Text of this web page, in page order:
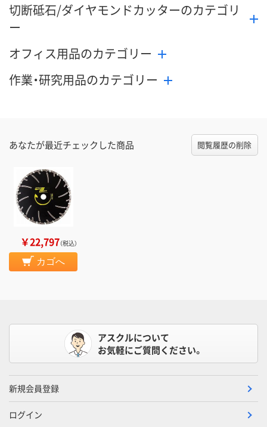
数量 数量 数量
切断砥石/ダイヤモンドカッターのカテゴリ
ー
オフィス用品のカテゴリー
作業・研究用品のカテゴリー
あなたが最近チェックした商品 閲覧履歴の削除
￥22,797（税込）
カゴへ
アスクルについて
お気軽にご質問ください。
新規会員登録
ログイン